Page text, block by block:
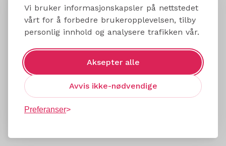
Vi bruker informasjonskapsler på nettstedet
vårt for å forbedre brukeropplevelsen, tilby
personlig innhold og analysere trafikken vår.
Aksepter alle
Avvis ikke-nødvendige
Preferanser